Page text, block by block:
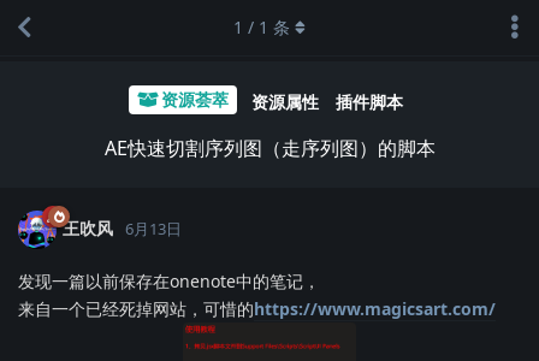
资源荟萃 资源属性 插件脚本
AE快速切割序列图（走序列图）的脚本
1 / 1 条
王吹风 6月13日
发现一篇以前保存在onenote中的笔记，
来自一个已经死掉网站，可惜的https://www.magicsart.com/